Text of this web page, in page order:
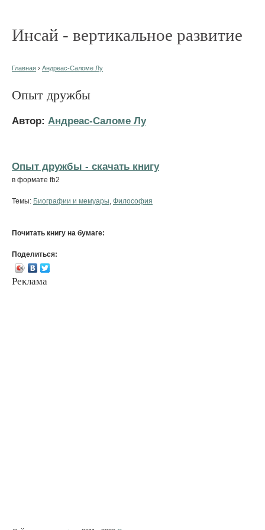
Инсай - вертикальное развитие
Главная › Андреас-Саломе Лу
Опыт дружбы
Автор: Андреас-Саломе Лу
Опыт дружбы - cкачать книгу
в формате fb2
Темы: Биографии и мемуары Философия
Почитать книгу на бумаге:
Поделиться:
Реклама